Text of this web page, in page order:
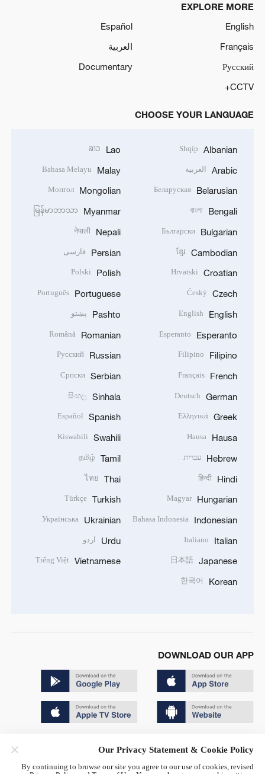
EXPLORE MORE
English
Español
Français
العربية
Русский
Documentary
CCTV+
CHOOSE YOUR LANGUAGE
Albanian
Shqip
Arabic العربية
Belarusian
Беларуская
Bengali
বাংলা
Bulgarian
Български
Cambodian
ខ្មែរ
Croatian
Hrvatski
Czech
Český
English
English
Esperanto
Esperanto
Filipino
Filipino
French
Français
German
Deutsch
Greek
Ελληνικά
Hausa
Hausa
Hebrew עברית
Hindi
हिन्दी
Hungarian
Magyar
Indonesian
Bahasa Indonesia
Italian
Italiano
Japanese
日本語
Korean
한국어
Lao
ລາວ
Malay
Bahasa Melayu
Mongolian
Монгол
Myanmar
မြန်မာဘာသာ
Nepali
नेपाली
Persian فارسی
Polish
Polski
Portuguese
Português
Pashto پښتو
Romanian
Română
Russian
Русский
Serbian
Српски
Sinhala
සිංහල
Spanish
Español
Swahili
Kiswahili
Tamil
தமிழ்
Thai
ไทย
Turkish
Türkçe
Ukrainian
Українська
Urdu اردو
Vietnamese
Tiếng Việt
DOWNLOAD OUR APP
Our Privacy Statement & Cookie Policy
By continuing to browse our site you agree to our use of cookies, revised